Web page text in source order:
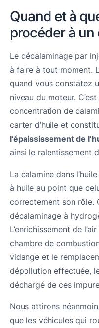
Quand et à
procéder à un
Le décalaminage par
à faire à tout moment.
quand vous constatez
niveau du moteur.
concentration de
carter d’huile et
l’épaississement de
ainsi le ralentissement
La calamine dans
à huile au point que
correctement son rôle.
décalaminage à
L’enrichissement de
chambre de
vidange et le
dépollution effectuée,
déchargé de ces
Nous attirons
que les véhicules qui